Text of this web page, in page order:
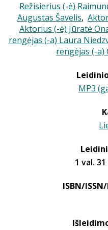
Režisierius (-ė)
Augustas Šavelis,
Aktorius (-ė) Jūratė
rengėjas (-a) Laura
rengėjas (-a)
MP3
1 val.
ISBN/